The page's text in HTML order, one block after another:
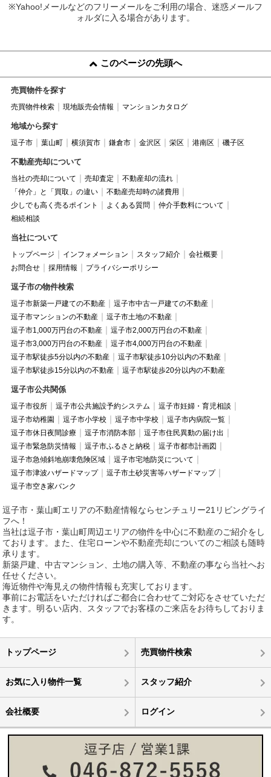
※Yahoo!メールなどのフリーメールをご利用の場合、迷惑メールフ
ォルダに入る場合があります。
このページの先頭へ
売買物件を探す
売買物件検索 現地販売会情報 マンションカタログ
地域から探す
逗子市 葉山町 横須賀市 鎌倉市 金沢区 栄区 港南区 磯子区
不動産売却について
当社の売却について 売却査定
不動産却の流れ
「仲介」と「買取」の違い
不動産売却時の諸費用
少しでも高く売るポイント
よくある質問
仲介手数料について
相続相談
当社について
トップページ インフォメーション スタッフ紹介
会社概要
お問合せ
採用情報 プライバシーポリシー
逗子市の物件検索
逗子市新築一戸建ての不動産
逗子市中古一戸建ての不動産
逗子市マンションの不動産
逗子市土地の不動産
逗子市1,000万円台の不動産
逗子市2,000万円台の不動産
逗子市3,000万円台の不動産
逗子市4,000万円台の不動産
逗子市駅徒歩5分以内の不動産
逗子市駅徒歩10分以内の不動産
逗子市駅徒歩15分以内の不動産
逗子市駅徒歩20分以内の不動産
逗子市公共関係
逗子市役所 逗子市公共施設予約システム
逗子市妊婦・育児相談
逗子市幼稚園
逗子市小学校 逗子市中学校
逗子市内病院一覧
逗子市休日夜間診療
逗子市消防本部
逗子市住民異動の届け出
逗子市緊急防災情報
逗子市ふるさと納税
逗子市都市計画図
逗子市急傾斜地崩壊危険区域
逗子市宅地防災について
逗子市津波ハザードマップ
逗子市土砂災害等ハザードマップ
逗子市空き家バンク
逗子市・葉山町エリアの不動産情報ならセンチュリー21リビングライ
フへ！
当社は逗子市・葉山町周辺エリアの物件を中心に不動産のご紹介をし
ております。また、住宅ローンや不動産売却についてのご相談も随時
承ります。
新築戸建、中古マンション、土地の購入等、不動産の事なら当社へお
任せください。
海近物件や海見えの物件情報も充実しております。
事前にお電話をいただければご都合に合わせてご対応をさせていただ
きます。明るい店内、スタッフでお客様のご来店をお待ちしておりま
す。
トップページ 売買物件検索
お気に入り物件一覧 スタッフ紹介
会社概要 ログイン